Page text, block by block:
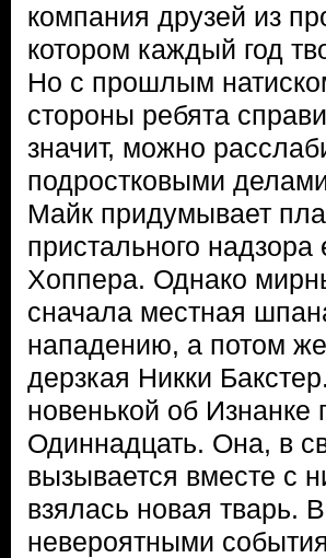
компания друзей из
котором каждый год
Но с прошлым
стороны ребята
значит, можно
подростковыми
Майк придумывает
пристального
Хоппера. Однако
сначала местная
нападению, а потом
дерзкая Никки
новенькой об
Одиннадцать. Она, в
вызывается вместе с
взялась новая тварь.
невероятными